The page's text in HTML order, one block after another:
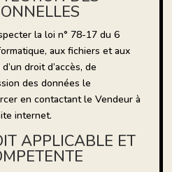
la loi n° 78-17 du 6
aux fichiers et aux
droit d’accès, de
des données le
en contactant le Vendeur à
internet.
APPLICABLE ET